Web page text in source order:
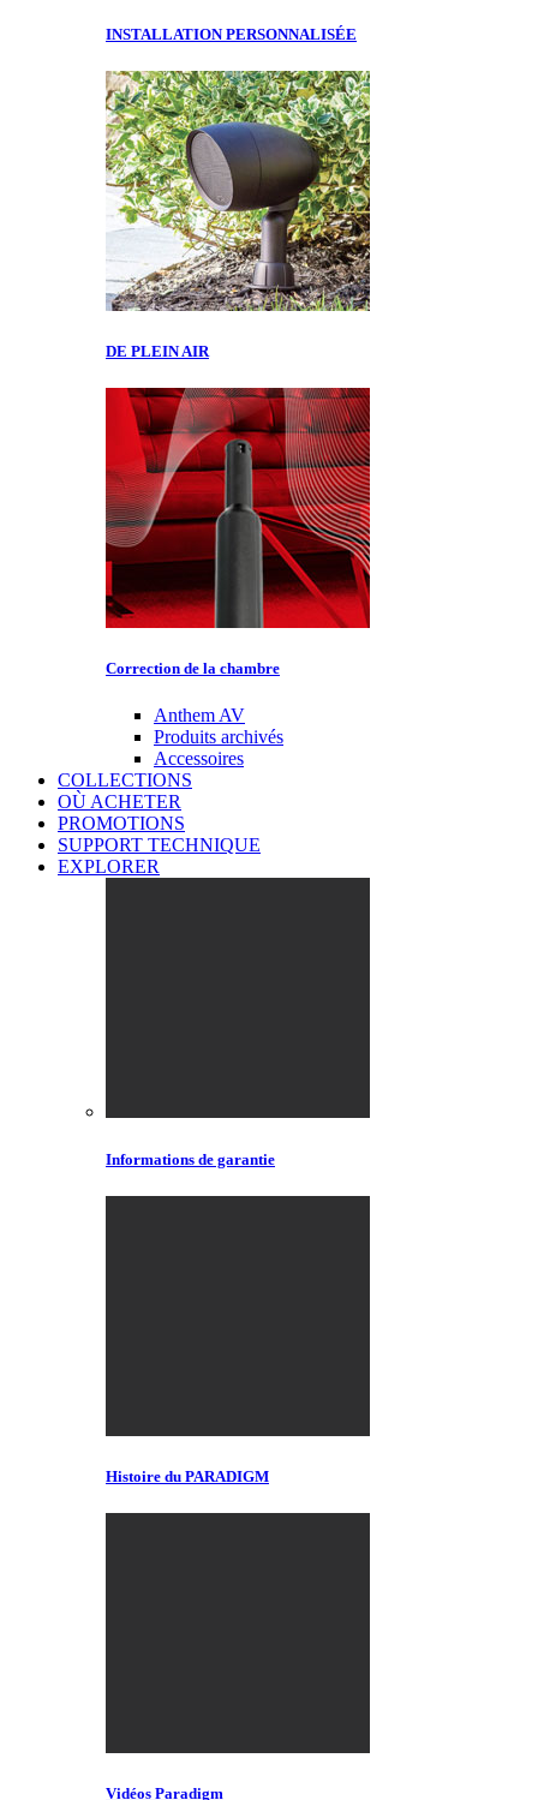
INSTALLATION PERSONNALISÉE
DE PLEIN AIR
Correction de la chambre
Anthem AV
Produits archivés
Accessoires
COLLECTIONS
OÙ ACHETER
PROMOTIONS
SUPPORT TECHNIQUE
EXPLORER
Informations de garantie
Histoire du PARADIGM
Vidéos Paradigm